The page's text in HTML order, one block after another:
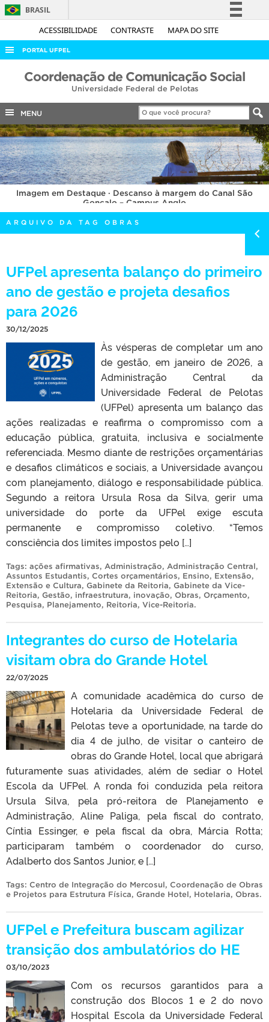
ACESSIBILIDADE CONTRASTE MAPA DO SITE
BRASIL
Simplifique!
Acesso à informação
Legislação
Canais
PORTAL UFPEL
ACESSO À INFORMAÇÃO
COBALTO
CONCURSOS
EDITAIS
INTERNACIONAL
OUVIDORIA
PORTARIAS
TELEFONES
Coordenação de Comunicação Social
Universidade Federal de Pelotas
MENU
Imagem em Destaque · Descanso à margem do Canal São
Gonçalo – Campus Anglo
ARQUIVO DA TAG OBRAS
UFPel apresenta balanço do primeiro
ano de gestão e projeta desafios
para 2026
30/12/2025
Às vésperas de completar um ano
de gestão, em janeiro de 2026, a
Administração Central da
Universidade Federal de Pelotas
(UFPel) apresenta um balanço das
ações realizadas e reafirma o compromisso com a
educação pública, gratuita, inclusiva e socialmente
referenciada. Mesmo diante de restrições orçamentárias
e desafios climáticos e sociais, a Universidade avançou
com planejamento, diálogo e responsabilidade pública.
Segundo a reitora Ursula Rosa da Silva, gerir uma
universidade do porte da UFPel exige escuta
permanente e compromisso coletivo. “Temos
consciência dos limites impostos pelo […]
Tags: ações afirmativas, Administração, Administração Central,
Assuntos Estudantis, Cortes orçamentários, Ensino, Extensão,
Extensão e Cultura, Gabinete da Reitoria, Gabinete da Vice-
Reitoria, Gestão, infraestrutura, inovação, Obras, Orçamento,
Pesquisa, Planejamento, Reitoria, Vice-Reitoria.
Integrantes do curso de Hotelaria
visitam obra do Grande Hotel
22/07/2025
A comunidade acadêmica do curso de
Hotelaria da Universidade Federal de
Pelotas teve a oportunidade, na tarde do
dia 4 de julho, de visitar o canteiro de
obras do Grande Hotel, local que abrigará
futuramente suas atividades, além de sediar o Hotel
Escola da UFPel. A ronda foi conduzida pela reitora
Ursula Silva, pela pró-reitora de Planejamento e
Administração, Aline Paliga, pela fiscal do contrato,
Cíntia Essinger, e pela fiscal da obra, Márcia Rotta;
participaram também o coordenador do curso,
Adalberto dos Santos Junior, e […]
Tags: Centro de Integração do Mercosul, Coordenação de Obras
e Projetos para Estrutura Física, Grande Hotel, Hotelaria, Obras.
UFPel e Prefeitura buscam agilizar
transição dos ambulatórios do HE
03/10/2023
Com os recursos garantidos para a
construção dos Blocos 1 e 2 do novo
Hospital Escola da Universidade Federal